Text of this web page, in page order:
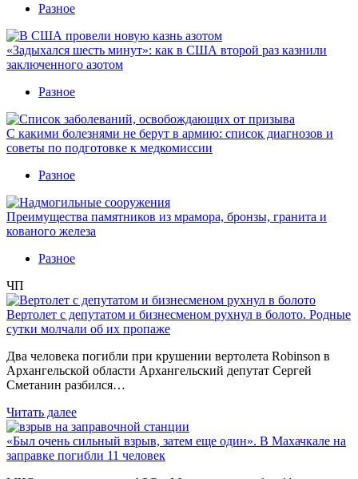
Разное
«Задыхался шесть минут»: как в США второй раз казнили
заключенного азотом
Разное
С какими болезнями не берут в армию: список диагнозов и
советы по подготовке к медкомиссии
Разное
Преимущества памятников из мрамора, бронзы, гранита и
кованого железа
Разное
ЧП
Вертолет с депутатом и бизнесменом рухнул в болото. Родные
сутки молчали об их пропаже
Два человека погибли при крушении вертолета Robinson в
Архангельской области Архангельский депутат Сергей
Сметанин разбился…
Читать далее
«Был очень сильный взрыв, затем еще один». В Махачкале на
заправке погибли 11 человек